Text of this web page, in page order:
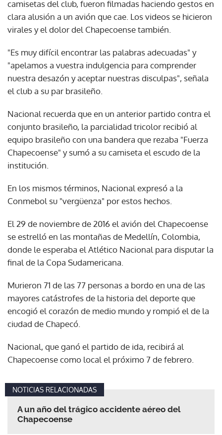
camisetas del club, fueron filmadas haciendo gestos en
clara alusión a un avión que cae. Los videos se hicieron
virales y el dolor del Chapecoense también.
"Es muy difícil encontrar las palabras adecuadas" y
"apelamos a vuestra indulgencia para comprender
nuestra desazón y aceptar nuestras disculpas", señala
el club a su par brasileño.
Nacional recuerda que en un anterior partido contra el
conjunto brasileño, la parcialidad tricolor recibió al
equipo brasileño con una bandera que rezaba "Fuerza
Chapecoense" y sumó a su camiseta el escudo de la
institución.
En los mismos términos, Nacional expresó a la
Conmebol su "vergüenza" por estos hechos.
El 29 de noviembre de 2016 el avión del Chapecoense
se estrelló en las montañas de Medellín, Colombia,
donde le esperaba el Atlético Nacional para disputar la
final de la Copa Sudamericana.
Murieron 71 de las 77 personas a bordo en una de las
mayores catástrofes de la historia del deporte que
encogió el corazón de medio mundo y rompió el de la
ciudad de Chapecó.
Nacional, que ganó el partido de ida, recibirá al
Chapecoense como local el próximo 7 de febrero.
NOTICIAS RELACIONADAS
A un año del trágico accidente aéreo del
Chapecoense